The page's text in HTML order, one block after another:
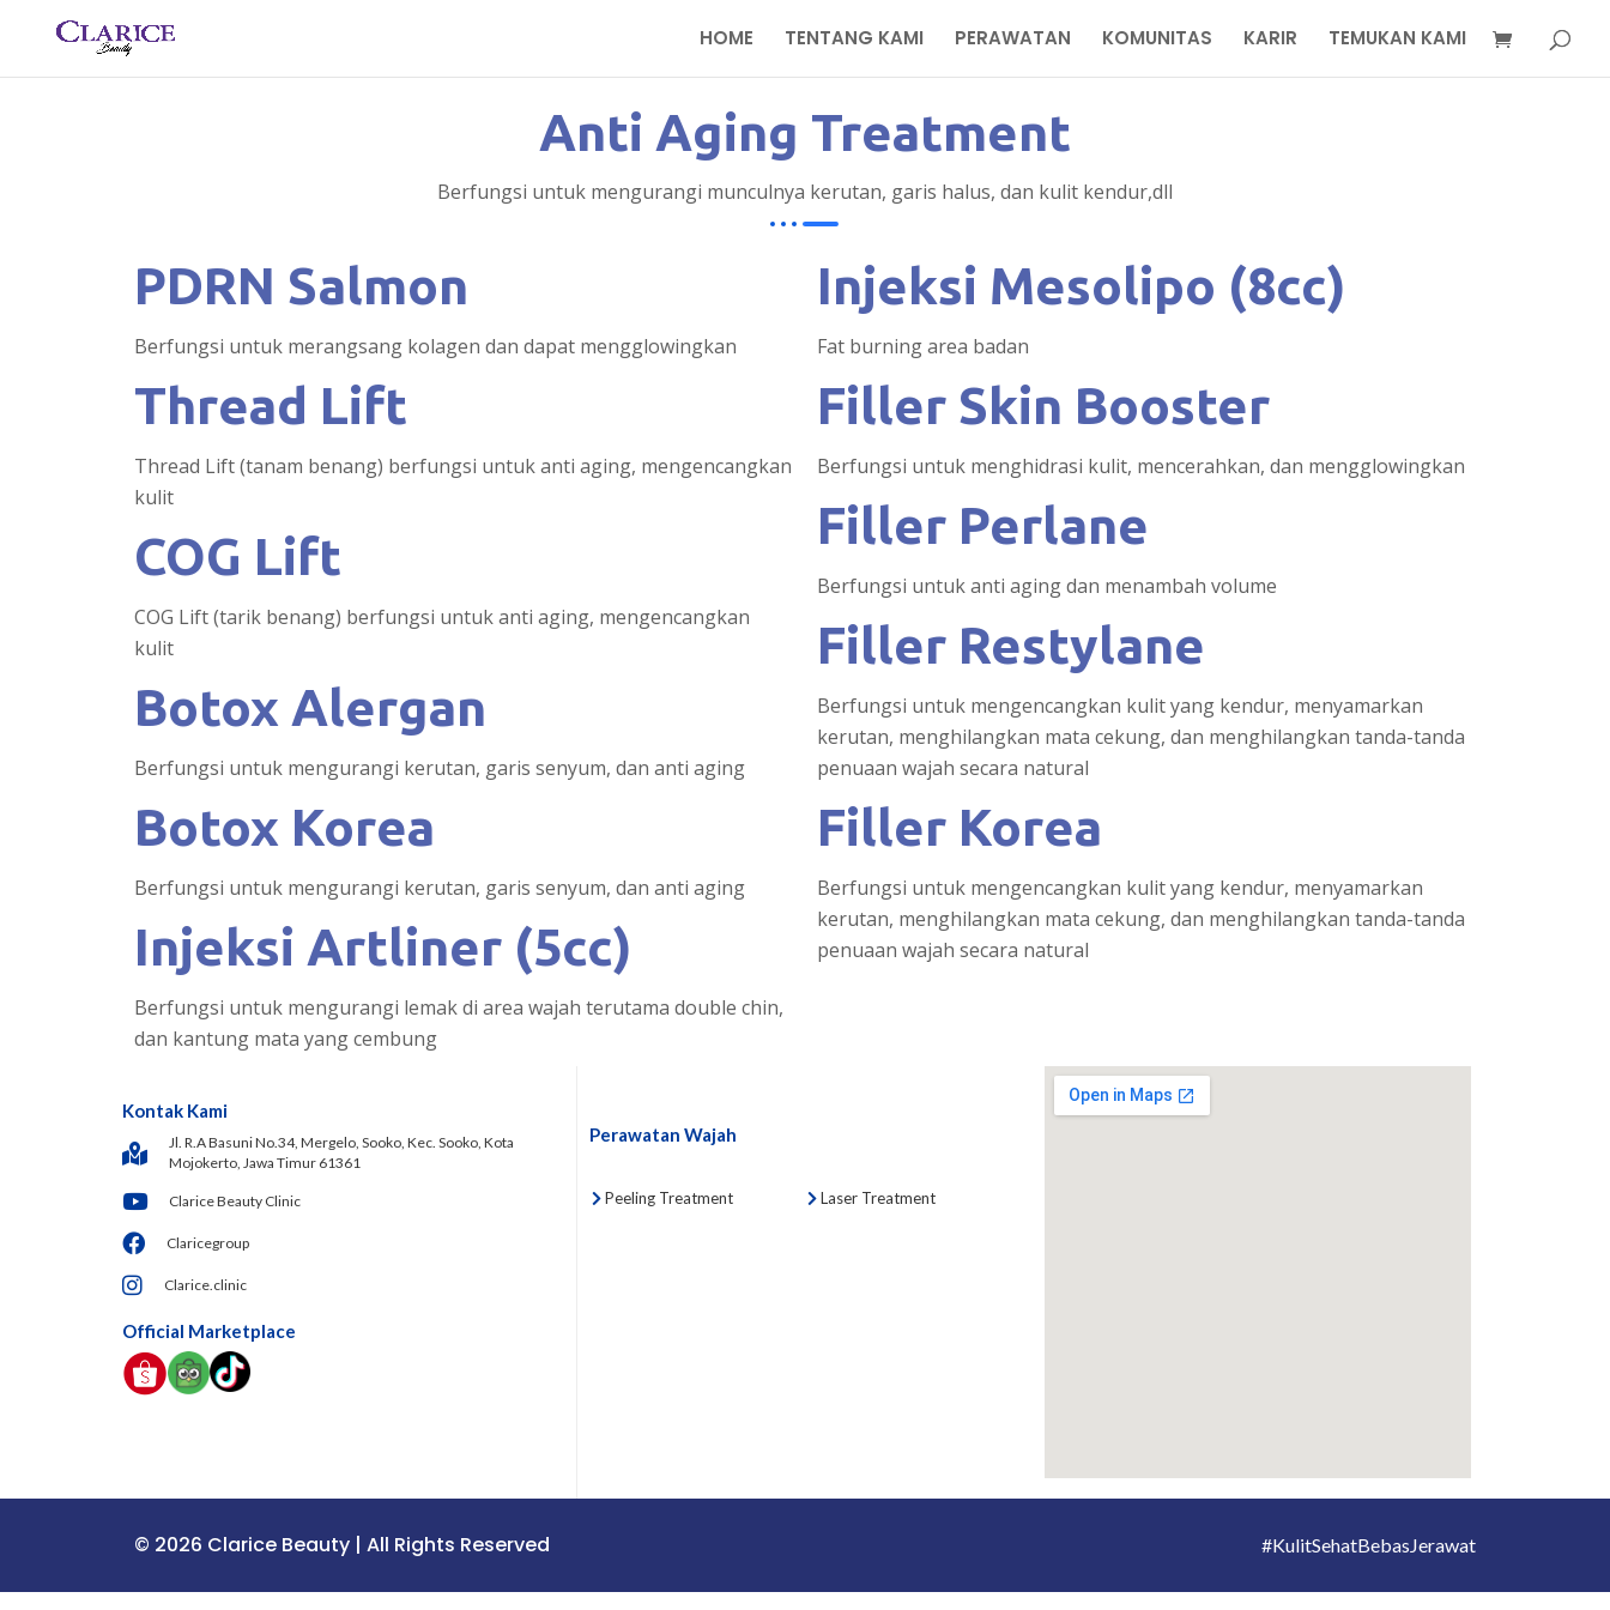
HOME TENTANG KAMI PERAWATAN KOMUNITAS KARIR TEMUKAN KAMI
Anti Aging Treatment
Berfungsi untuk mengurangi munculnya kerutan, garis halus, dan kulit kendur,dll
PDRN Salmon
Berfungsi untuk merangsang kolagen dan dapat mengglowingkan
Thread Lift
Thread Lift (tanam benang) berfungsi untuk anti aging, mengencangkan
kulit
COG Lift
COG Lift (tarik benang) berfungsi untuk anti aging, mengencangkan
kulit
Botox Alergan
Berfungsi untuk mengurangi kerutan, garis senyum, dan anti aging
Botox Korea
Berfungsi untuk mengurangi kerutan, garis senyum, dan anti aging
Injeksi Artliner (5cc)
Berfungsi untuk mengurangi lemak di area wajah terutama double chin,
dan kantung mata yang cembung
Injeksi Mesolipo (8cc)
Fat burning area badan
Filler Skin Booster
Berfungsi untuk menghidrasi kulit, mencerahkan, dan mengglowingkan
Filler Perlane
Berfungsi untuk anti aging dan menambah volume
Filler Restylane
Berfungsi untuk mengencangkan kulit yang kendur, menyamarkan
kerutan, menghilangkan mata cekung, dan menghilangkan tanda-tanda
penuaan wajah secara natural
Filler Korea
Berfungsi untuk mengencangkan kulit yang kendur, menyamarkan
kerutan, menghilangkan mata cekung, dan menghilangkan tanda-tanda
penuaan wajah secara natural
Kontak Kami
Jl. R.A Basuni No.34, Mergelo, Sooko, Kec. Sooko, Kota
Mojokerto, Jawa Timur 61361
Clarice Beauty Clinic
Claricegroup
Clarice.clinic
Official Marketplace
Perawatan Wajah
Peeling Treatment Laser Treatment
© 2026 Clarice Beauty | All Rights Reserved #KulitSehatBebasJerawat